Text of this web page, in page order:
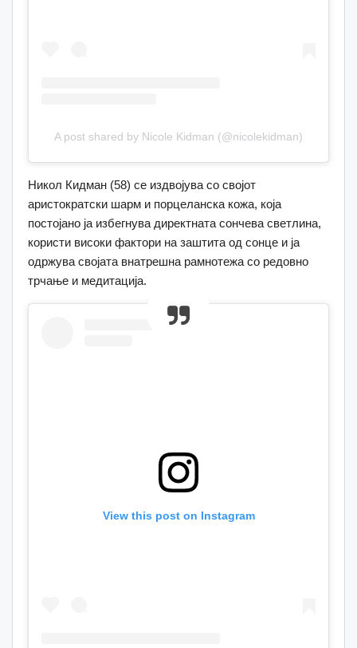
A post shared by Nicole Kidman (@nicolekidman)
Никол Кидман (58) се издвојува со својот
аристократски шарм и порцеланска кожа, која
постојано ја избегнува директната сончева светлина,
користи високи фактори на заштита од сонце и ја
одржува својата внатрешна рамнотежа со редовно
трчање и медитација.
View this post on Instagram